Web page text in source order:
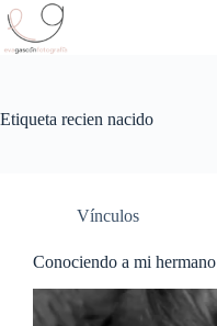
Saltar
al
contenido
Etiqueta recien nacido
Vínculos
Conociendo a mi hermano